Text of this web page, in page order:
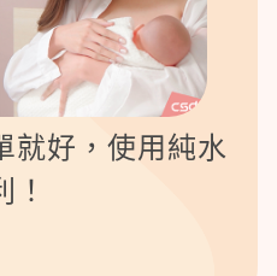
就好，使用純水